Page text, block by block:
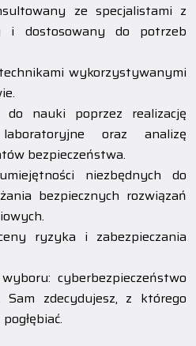
ze specjalistami z
i dostosowany do potrzeb
wykorzystywanymi
do nauki poprzez realizację
oraz analizę
bezpieczeństwa.
niezbędnych do
bezpiecznych rozwiązań
ryzyka i zabezpieczania
cyberbezpieczeństwo
zdecydujesz, z którego